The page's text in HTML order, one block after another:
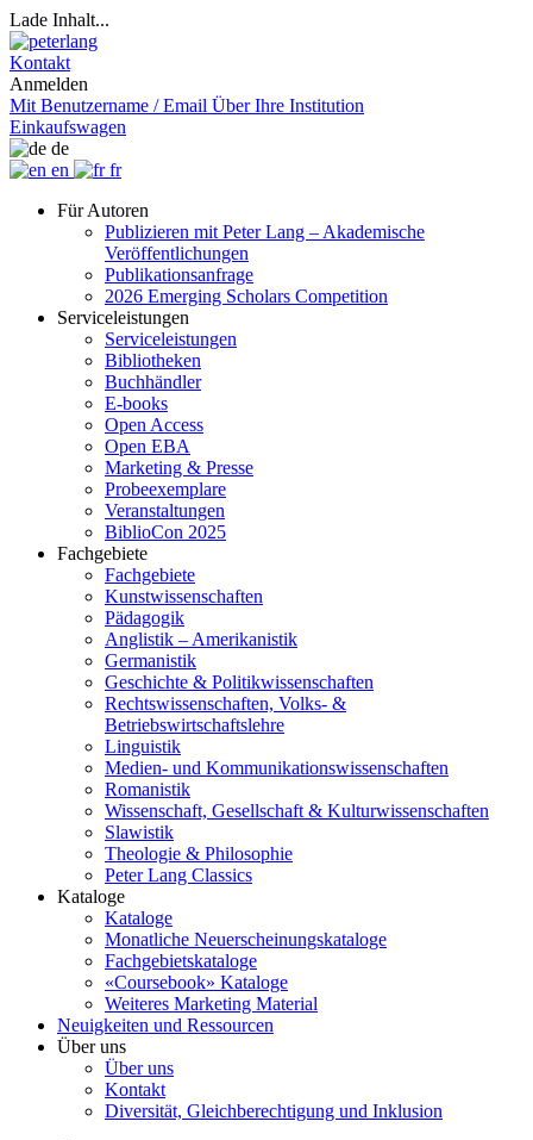
Lade Inhalt...
Kontakt
Anmelden
Mit Benutzername / Email Über Ihre Institution
Einkaufswagen
de
en
fr
Für Autoren
Publizieren mit Peter Lang – Akademische
Veröffentlichungen
Publikationsanfrage
2026 Emerging Scholars Competition
Serviceleistungen
Serviceleistungen
Bibliotheken
Buchhändler
E-books
Open Access
Open EBA
Marketing & Presse
Probeexemplare
Veranstaltungen
BiblioCon 2025
Fachgebiete
Fachgebiete
Kunstwissenschaften
Pädagogik
Anglistik – Amerikanistik
Germanistik
Geschichte & Politikwissenschaften
Rechtswissenschaften, Volks- &
Betriebswirtschaftslehre
Linguistik
Medien- und Kommunikationswissenschaften
Romanistik
Wissenschaft, Gesellschaft & Kulturwissenschaften
Slawistik
Theologie & Philosophie
Peter Lang Classics
Kataloge
Kataloge
Monatliche Neuerscheinungskataloge
Fachgebietskataloge
«Coursebook» Kataloge
Weiteres Marketing Material
Neuigkeiten und Ressourcen
Über uns
Über uns
Kontakt
Diversität, Gleichberechtigung und Inklusion